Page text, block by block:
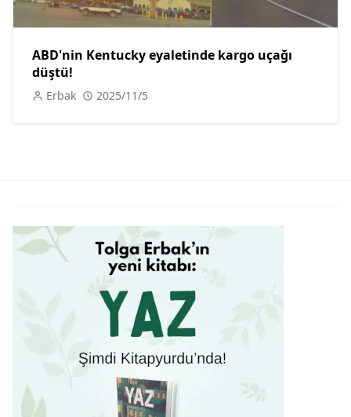
ABD'nin Kentucky eyaletinde kargo uçağı
düştü!
Erbak 2025/11/5